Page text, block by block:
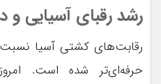
رشد رقبای آسیایی و
رقابت‌های کشتی آسیا نسبت
حرفه‌ای‌تر شده است.